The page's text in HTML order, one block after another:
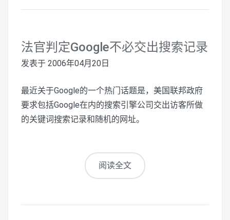
法官判定Google不必交出搜索记录
发表于 2006年04月20日
最近关于Google的一个热门话题是，美国联邦政府
要求包括Google在内的搜索引擎公司交出访客所做
的关键词搜索记录和随机的网址。
阅读全文